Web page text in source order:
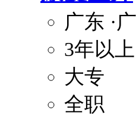
广东 ·
3年以上
大专
全职